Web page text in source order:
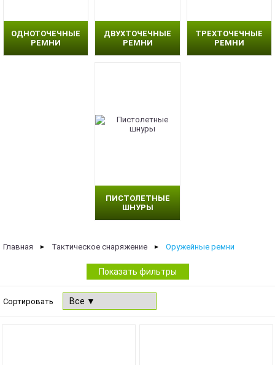
ОДНОТОЧЕЧНЫЕ
РЕМНИ
ДВУХТОЧЕЧНЫЕ
РЕМНИ
ТРЕХТОЧЕЧНЫЕ
РЕМНИ
ПИСТОЛЕТНЫЕ
ШНУРЫ
Главная ► Тактическое снаряжение ► Оружейные ремни
Показать фильтры
Сортировать